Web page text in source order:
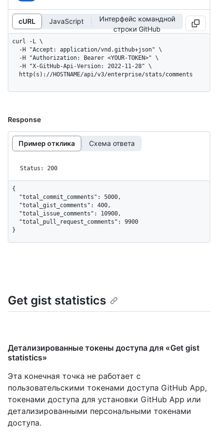
cURL JavaScript
Интерфейс командной
строки GitHub
curl -L \
  http(s)://HOSTNAME/api/v3/enterprise/stats/comments
Response
Пример отклика Схема ответа
Status: 200
{
}
Get gist statistics
Детализированные токены доступа для «Get gist
statistics»
Эта конечная точка не работает с
пользовательскими токенами доступа GitHub App,
токенами доступа для установки GitHub App или
детализированными персональными токенами
доступа.